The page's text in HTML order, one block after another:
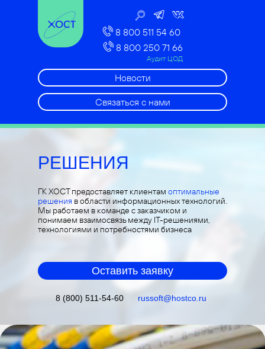
Связаться с нами
Новости
8 800 511 54 60
8 800 250 71 66
Аудит ЦОД
РЕШЕНИЯ
Оставить заявку
8 (800) 511-54-60 russoft@hostco.ru
ГК ХОСТ предоставляет клиентам оптимальные
решения в области информационных технологий.
Мы работаем в команде с заказчиком и
понимаем взаимосвязь между IT-решениями,
технологиями и потребностями бизнеса